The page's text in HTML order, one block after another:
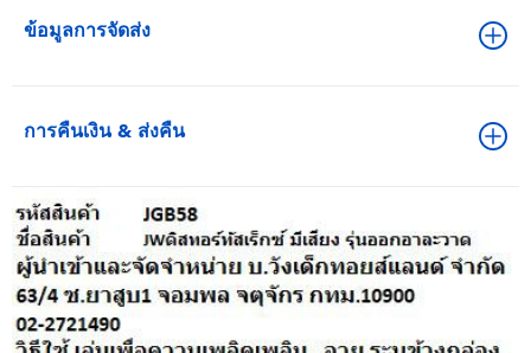
ข้อมูลการจัดส่ง
การคืนเงิน & ส่งคืน